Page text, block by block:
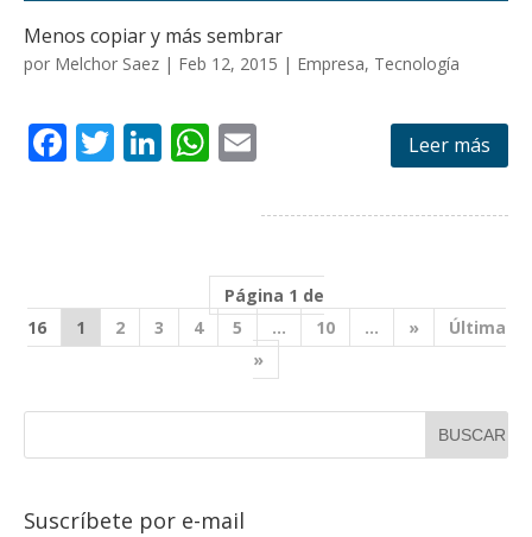
Menos copiar y más sembrar
por Melchor Saez | Feb 12, 2015 | Empresa, Tecnología
F
o
o
T Li
dI
n
W
A
p
ai
Leer más
Página 1 de
16
1 2 3 4 5 ... 10 ... »
Última
»
Suscríbete por e-mail